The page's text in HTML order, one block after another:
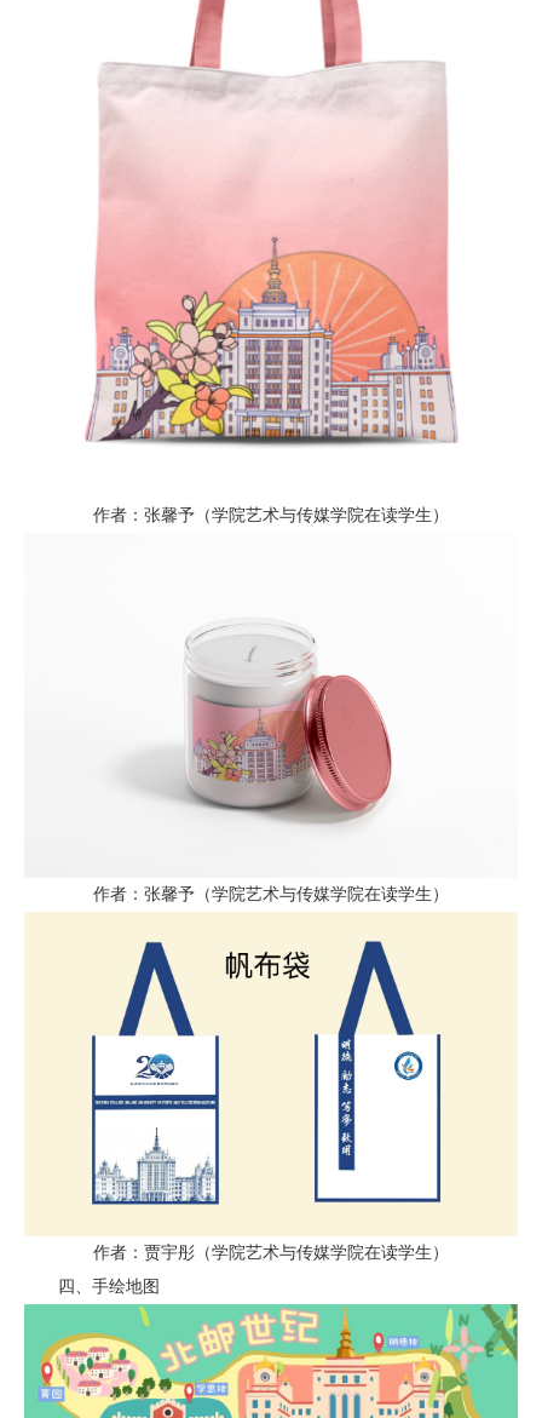
作者：张馨予（学院艺术与传媒学院在读学生）
作者：张馨予（学院艺术与传媒学院在读学生）
作者：贾宇彤（学院艺术与传媒学院在读学生）
四、手绘地图